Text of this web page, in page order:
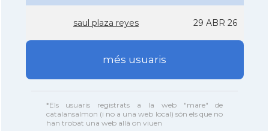
saul plaza reyes 29 ABR 26
més usuaris
*Els usuaris registrats a la web "mare" de
catalansalmon (i no a una web local) són els que no
han trobat una web allà on viuen